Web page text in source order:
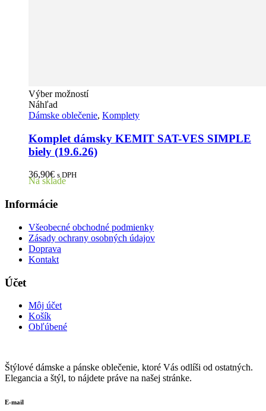
Výber možnostíTento
má
variantov.
Možnosti
si
Náhľad
Dámske oblečenie, Komplety
Komplet dámsky KEMIT SAT-VES SIMPLE
biely (19.6.26)
36,90€ s DPH
Na sklade
Informácie
Všeobecné obchodné podmienky
Zásady ochrany osobných údajov
Doprava
Kontakt
Účet
Môj účet
Košík
Obľúbené
Štýlové dámske a pánske oblečenie, ktoré Vás odlíši od ostatných.
Elegancia a štýl, to nájdete práve na našej stránke.
E-mail